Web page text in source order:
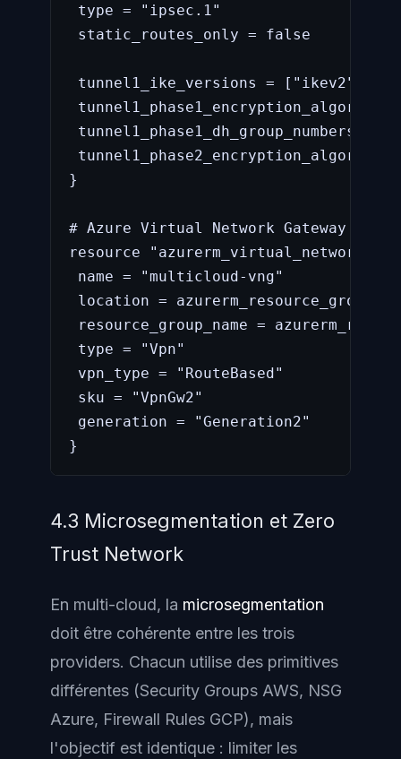
type = "ipsec.1"
static_routes_only = false
tunnel1_ike_versions = ["ikev2"]
tunnel1_phase1_dh_group_numbers =
}
# Azure Virtual Network Gateway
resource
name = "multicloud-vng"
location =
resource_group_name =
type = "Vpn"
vpn_type = "RouteBased"
sku = "VpnGw2"
generation = "Generation2"
}
4.3 Microsegmentation et Zero
Trust Network
En multi-cloud, la microsegmentation
doit être cohérente entre les trois
providers. Chacun utilise des primitives
différentes (Security Groups AWS, NSG
Azure, Firewall Rules GCP), mais
l'objectif est identique : limiter les